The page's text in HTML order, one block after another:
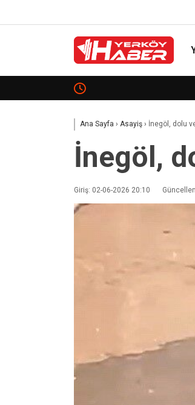
Ana Sayfa › Asayiş › İnegöl, dolu
İnegöl,
Giriş: 02-06-2026 20:10